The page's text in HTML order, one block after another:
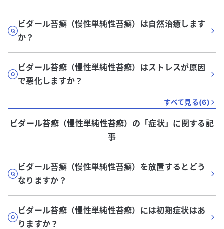
ビダール苔癬（慢性単純性苔癬）は自然治癒します
か？
ビダール苔癬（慢性単純性苔癬）はストレスが原因
で悪化しますか？
すべて見る(6)
ビダール苔癬（慢性単純性苔癬） の「症状」に関する記
事
ビダール苔癬（慢性単純性苔癬）を放置するとどう
なりますか？
ビダール苔癬（慢性単純性苔癬）には初期症状はあ
りますか？